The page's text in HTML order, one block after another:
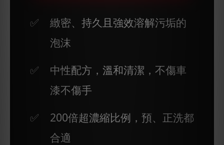
緻密、持久且強效溶解污垢的
泡沫
中性配方，溫和清潔，不傷車
漆不傷手
200倍超濃縮比例，預、正洗都
合適